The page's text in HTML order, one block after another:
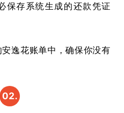
保存系统生成的还款凭证
逸花账单中，确保你没有
02.